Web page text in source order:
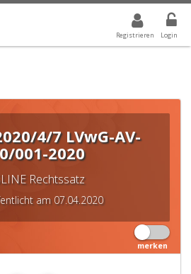
Registrieren Login
WERT IST ALLE
4/7 LVwG-AV-
001-2020
Rechtssatz
am 07.04.2020
merken